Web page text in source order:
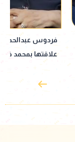
يعودون وأعمال